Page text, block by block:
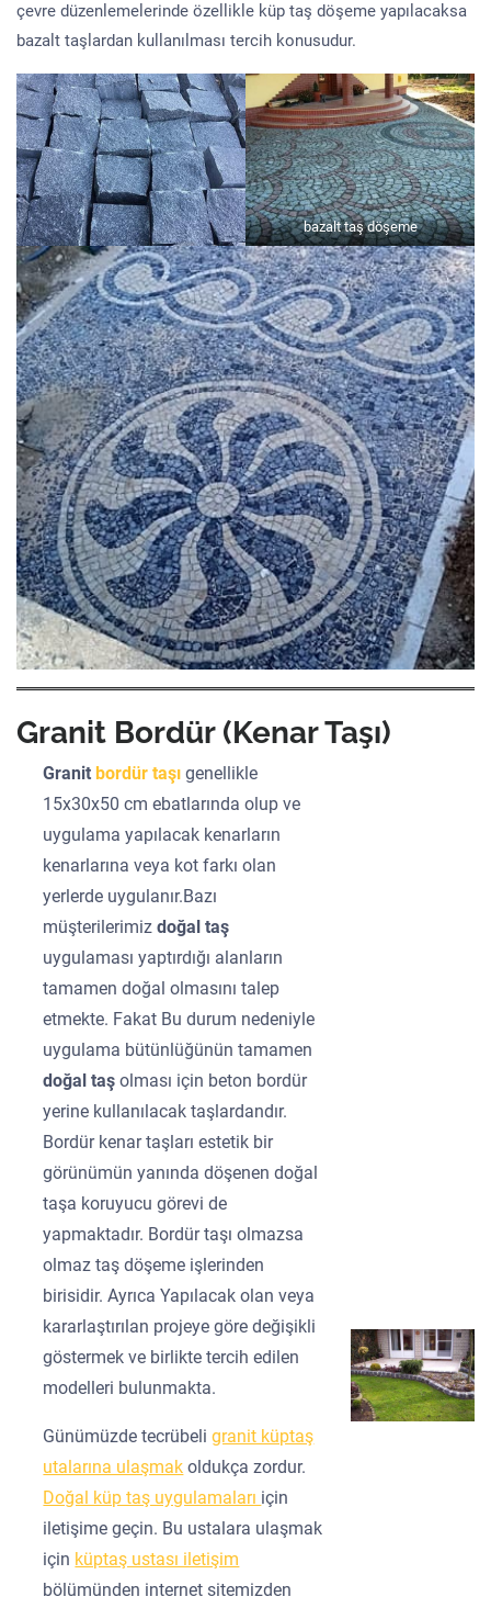
çevre düzenlemelerinde özellikle küp taş döşeme yapılacaksa
bazalt taşlardan kullanılması tercih konusudur.
bazalt taş döşeme
Granit Bordür (Kenar Taşı)
Granitbordür taşı genellikle
15x30x50 cm ebatlarında olup ve
uygulama yapılacak kenarların
kenarlarına veya kot farkı olan
yerlerde uygulanır.Bazı
müşterilerimizdoğal taş
uygulaması yaptırdığı alanların
tamamen doğal olmasını talep
etmekte. Fakat Bu durum nedeniyle
uygulama bütünlüğünün tamamen
doğal taşolması için beton bordür
yerine kullanılacak taşlardandır.
Bordür kenar taşları estetik bir
görünümün yanında döşenen doğal
taşa koruyucu görevi de
yapmaktadır. Bordür taşı olmazsa
olmaz taş döşeme işlerinden
birisidir. Ayrıca Yapılacak olan veya
kararlaştırılan projeye göre değişikli
göstermek ve birlikte tercih edilen
modelleri bulunmakta.
Günümüzde tecrübeligranit küptaş
utalarına ulaşmak oldukça zordur.
Doğal küp taş uygulamaları için
iletişime geçin. Bu ustalara ulaşmak
için küptaş ustası iletişim
bölümünden internet sitemizden